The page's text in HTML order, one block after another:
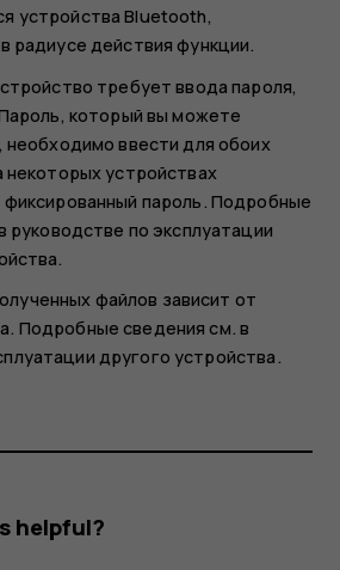
устройства Bluetooth,
радиусе действия функции.
требует ввода пароля,
который вы можете
необходимо ввести для обоих
некоторых устройствах
фиксированный пароль. Подробные
руководстве по эксплуатации
файлов зависит от
Подробные сведения см. в
другого устройства.
helpful?